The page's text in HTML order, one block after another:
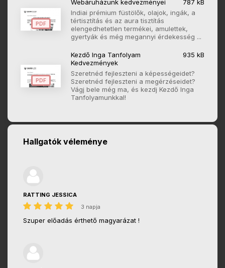
PDF
Webáruházunk kedvezményei
787 kB
Indiai prémium füstölők, olajok, ingák, a
tértisztítás és az aura tisztítás
elengedhetetlen termékei, amulettek,
gyertyák és még megannyi érdekesség ...
PDF
Kezdő Inga Tanfolyam
Kedvezmények
935 kB
Szeretnéd fejleszteni a képességeidet?
Szeretnéd fejleszteni a megérzéseidet?
Vágj bele még ma, és kezdj Kezdő Inga
Tanfolyamunkkal!
Hallgatók véleménye
RATTING JESSICA
3 napja
Szuper előadás érthető magyarázat !